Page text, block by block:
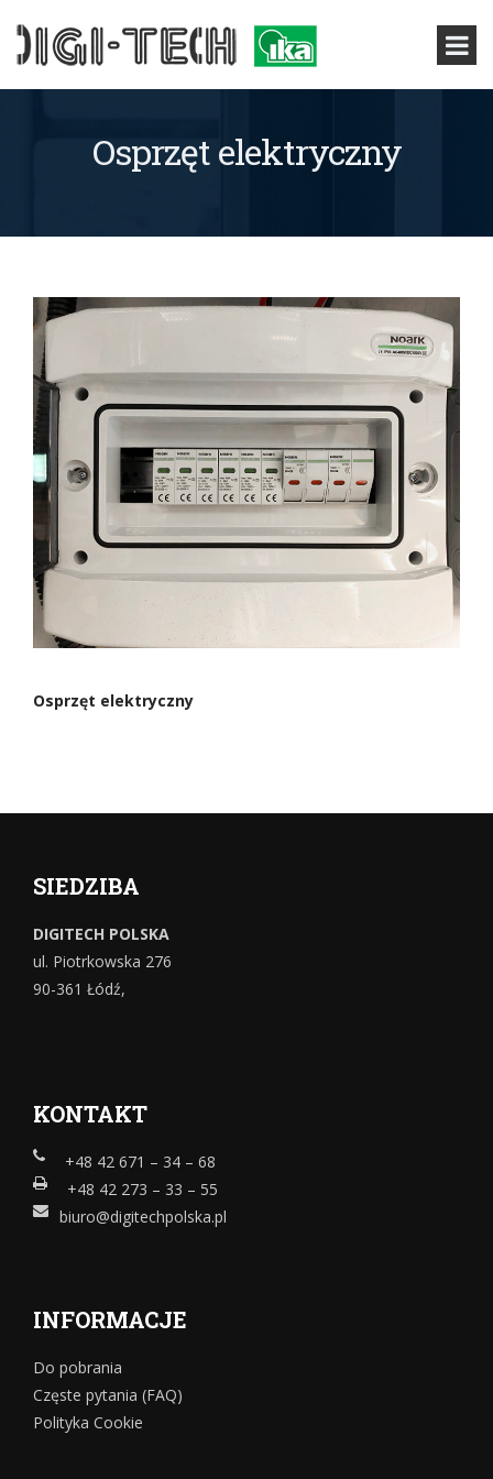
Osprzęt elektryczny
Osprzęt elektryczny
SIEDZIBA
DIGITECH POLSKA
ul. Piotrkowska 276
90-361 Łódź,
KONTAKT
+48 42 671 – 34 – 68
+48 42 273 – 33 – 55
biuro@digitechpolska.pl
INFORMACJE
Do pobrania
Częste pytania (FAQ)
Polityka Cookie